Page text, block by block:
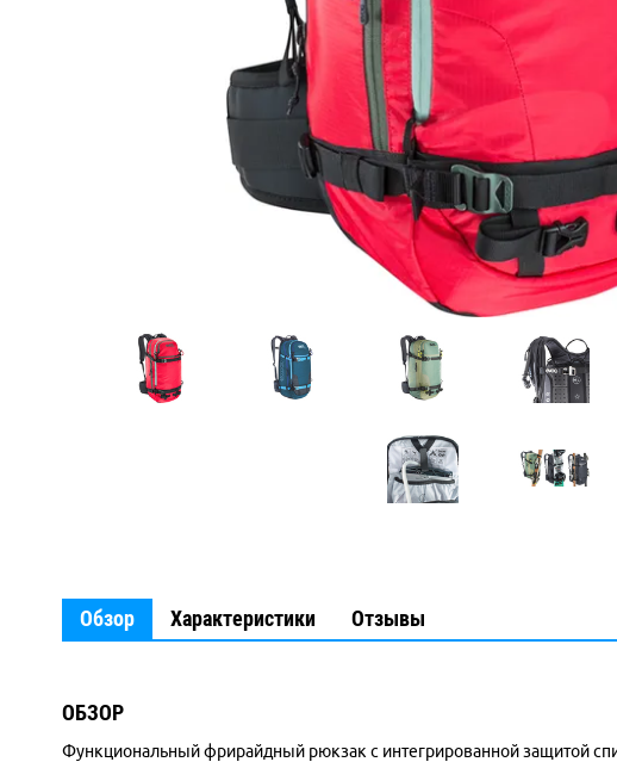
Обзор Характеристики Отзывы
ОБЗОР
Функциональный фрирайдный рюкзак с интегрированной защитой